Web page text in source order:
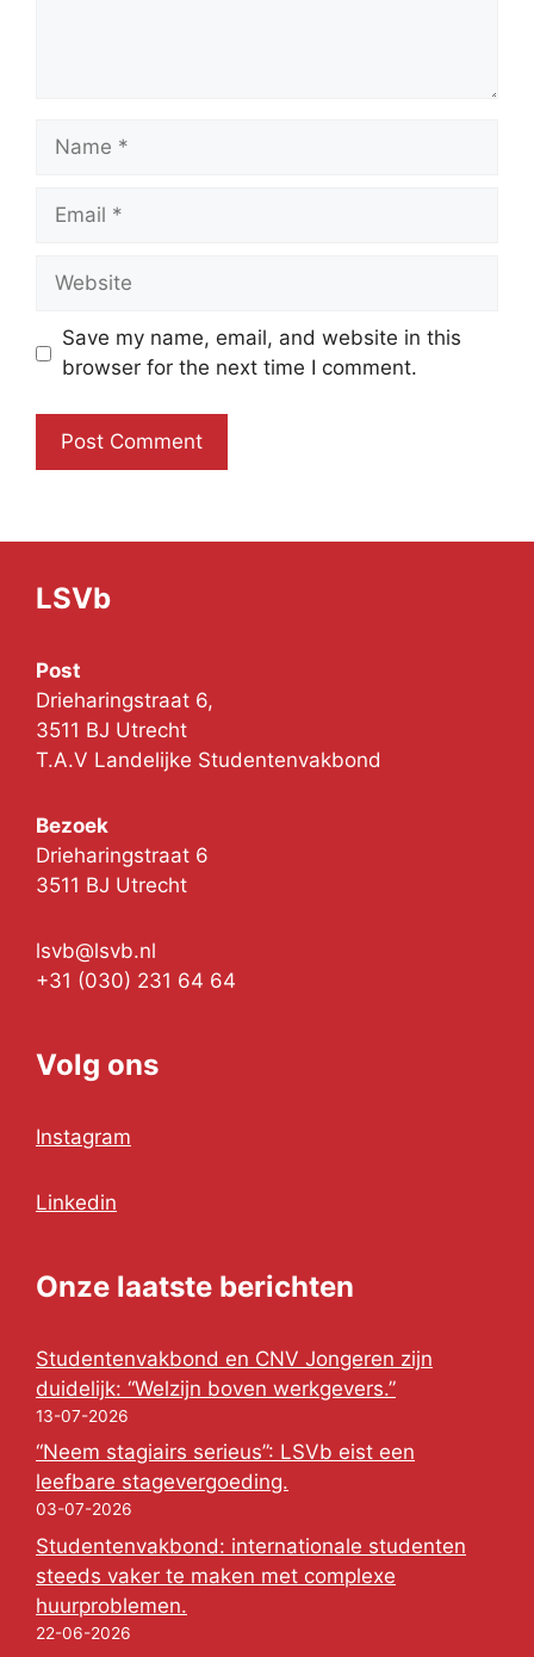
Name
Email
Website
Save my name, email, and website in this
browser for the next time I comment.
LSVb
Post
Drieharingstraat 6,
3511 BJ Utrecht
T.A.V Landelijke Studentenvakbond
Bezoek
Drieharingstraat 6
3511 BJ Utrecht
lsvb@lsvb.nl
+31 (030) 231 64 64
Volg ons
Instagram
Linkedin
Onze laatste berichten
Studentenvakbond en CNV Jongeren zijn
duidelijk: “Welzijn boven werkgevers.”
13-07-2026
“Neem stagiairs serieus”: LSVb eist een
leefbare stagevergoeding.
03-07-2026
Studentenvakbond: internationale studenten
steeds vaker te maken met complexe
huurproblemen.
22-06-2026